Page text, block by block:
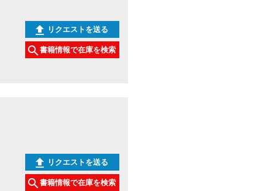
リクエストを送る
書籍情報で在庫を検索
リクエストを送る
書籍情報で在庫を検索